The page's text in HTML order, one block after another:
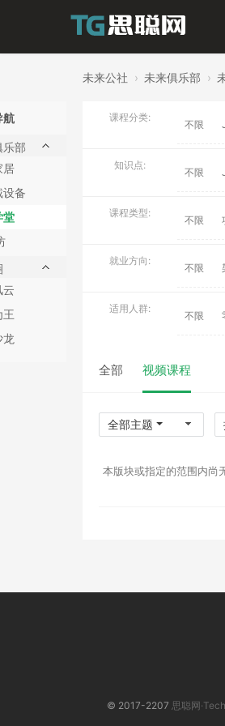
未来公社 › 未来俱乐部 ›
航
乐部
居
设备
堂
云
王
龙
课程分类:
不限
知识点:
不限
课程类型:
不限
就业方向:
不限
适用人群:
不限
全部 视频课程
全部主题
本版块或指定的范围内尚
© 2017-2207 思聪网